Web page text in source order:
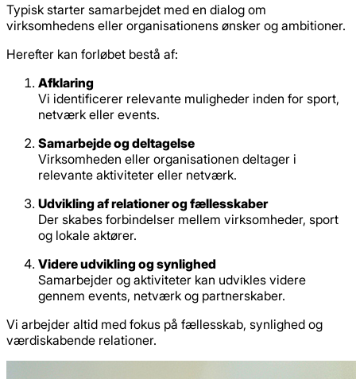
Typisk starter samarbejdet med en dialog om
virksomhedens eller organisationens ønsker og ambitioner.
Herefter kan forløbet bestå af:
Afklaring
Vi identificerer relevante muligheder inden for sport,
netværk eller events.
Samarbejde og deltagelse
Virksomheden eller organisationen deltager i
relevante aktiviteter eller netværk.
Udvikling af relationer og fællesskaber
Der skabes forbindelser mellem virksomheder, sport
og lokale aktører.
Videre udvikling og synlighed
Samarbejder og aktiviteter kan udvikles videre
gennem events, netværk og partnerskaber.
Vi arbejder altid med fokus på fællesskab, synlighed og
værdiskabende relationer.